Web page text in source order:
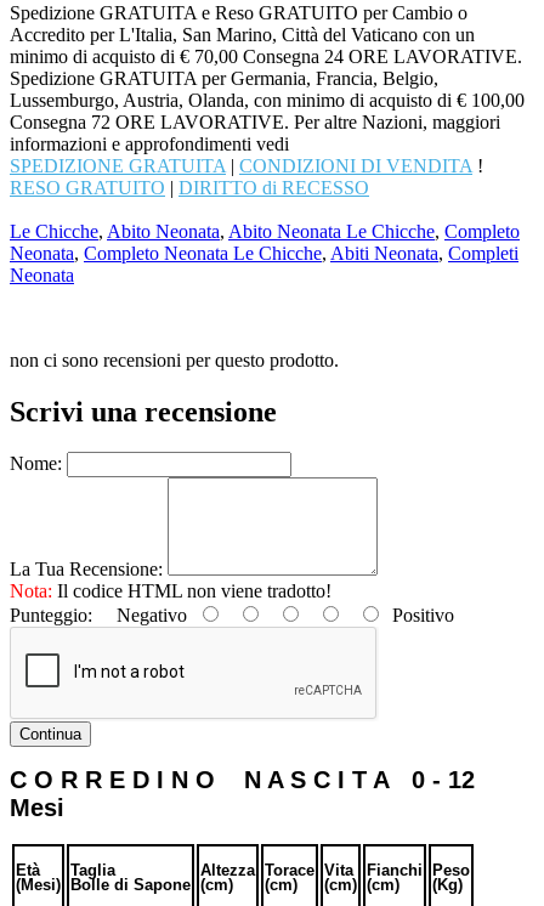
Spedizione GRATUITA e Reso GRATUITO per Cambio o
Accredito per L'Italia, San Marino, Città del Vaticano con un
minimo di acquisto di € 70,00 Consegna 24 ORE LAVORATIVE.
Spedizione GRATUITA per Germania, Francia, Belgio,
Lussemburgo, Austria, Olanda, con minimo di acquisto di € 100,00
Consegna 72 ORE LAVORATIVE. Per altre Nazioni, maggiori
informazioni e approfondimenti vedi
SPEDIZIONE GRATUITA | CONDIZIONI DI VENDITA !
RESO GRATUITO | DIRITTO di RECESSO
Le Chicche, Abito Neonata, Abito Neonata Le Chicche, Completo
Neonata, Completo Neonata Le Chicche, Abiti Neonata, Completi
Neonata
non ci sono recensioni per questo prodotto.
Scrivi una recensione
Nome:
La Tua Recensione:
Nota: Il codice HTML non viene tradotto!
Punteggio: Negativo Positivo
Continua
C O R R E D I N O N A S C I T A 0 - 12
Mesi
Età
(Mesi)
Taglia
Bolle di Sapone
Altezza
(cm)
Torace
(cm)
Vita
(cm)
Fianchi
(cm)
Peso
(Kg)